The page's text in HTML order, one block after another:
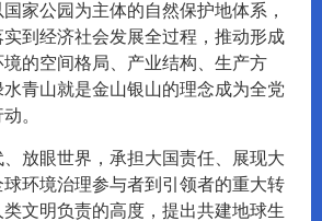
家公园为主体的自然保护地体系，
到经济社会发展全过程，推动形成
的空间格局、产业结构、生产方
青山就是金山银山的理念成为全党
。
放眼世界，承担大国责任、展现大
环境治理参与者到引领者的重大转
文明负责的高度，提出共建地球生